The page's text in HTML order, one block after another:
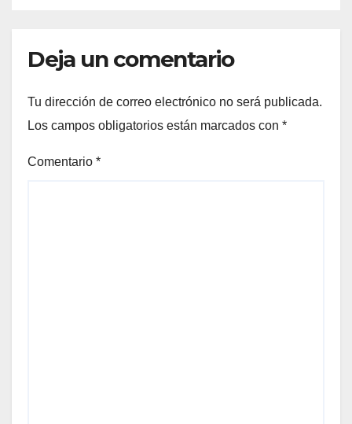
Deja un comentario
Tu dirección de correo electrónico no será publicada.
Los campos obligatorios están marcados con *
Comentario *